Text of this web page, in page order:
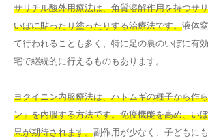
サリチル酸外用療法は、角質溶解作用を持つサ
いぼに貼ったり塗ったりする治療法です。液体
て行われることも多く、特に足の裏のいぼに有
宅で継続的に行えるものもあります。
ヨクイニン内服療法は、ハトムギの種子から作
ン」を内服する方法です。免疫機能を高め、い
果が期待されます。副作用が少なく、子どもに